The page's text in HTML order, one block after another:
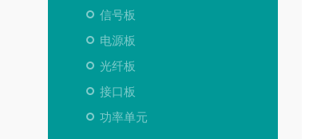
信号板
电源板
光纤板
接口板
功率单元